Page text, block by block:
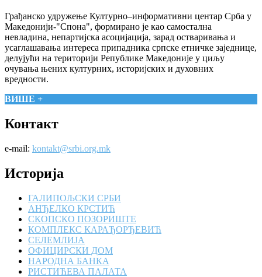
Грађанско удружење Културно–информативни центар Срба у
Македонији-"Спона", формирано је као самостална
невладина, непартијска асоцијација, зарад остваривања и
усаглашавања интереса припадника српске етничке заједнице,
делујући на територији Републике Македоније у циљу
очувања њених културних, историјских и духовних
вредности.
ВИШЕ +
Контакт
e-mail: kontakt@srbi.org.mk
Историја
ГАЛИПОЉСКИ СРБИ
АНЂЕЛКО КРСТИЋ
СКОПСКО ПОЗОРИШТЕ
КОМПЛЕКС КАРАЂОРЂЕВИЋ
СЕЛЕМЛИЈА
ОФИЦИРСКИ ДОМ
НАРОДНА БАНКА
РИСТИЋЕВА ПАЛАТА